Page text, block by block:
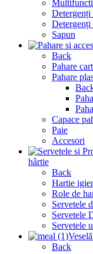
Detergenți
Detergenți
Sapun
Back
Pahare
Pahare
Capace
Paie
Accesori
hârtie
Back
Hartie
Role de
Servetele
Servetele
Servetele
Back